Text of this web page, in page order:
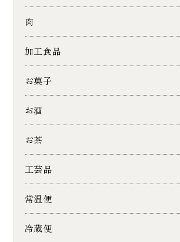
肉
加工食品
お菓子
お酒
お茶
工芸品
常温便
冷蔵便